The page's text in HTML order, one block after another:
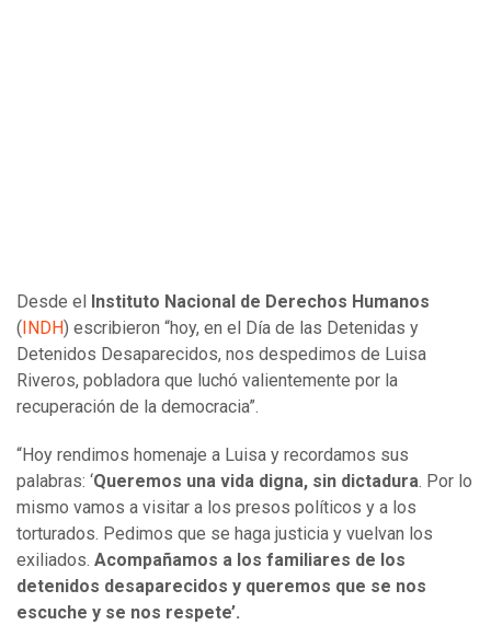
Desde el
Instituto Nacional de Derechos Humanos
( INDH) escribieron “hoy, en el Día de las Detenidas y
Detenidos Desaparecidos, nos despedimos de Luisa
Riveros, pobladora que luchó valientemente por la
recuperación de la democracia”.
“Hoy rendimos homenaje a Luisa y recordamos sus
palabras: ‘Queremos una vida digna, sin dictadura. Por lo
mismo vamos a visitar a los presos políticos y a los
torturados. Pedimos que se haga justicia y vuelvan los
exiliados. Acompañamos a los familiares de los
detenidos desaparecidos y queremos que se nos
escuche y se nos respete’.